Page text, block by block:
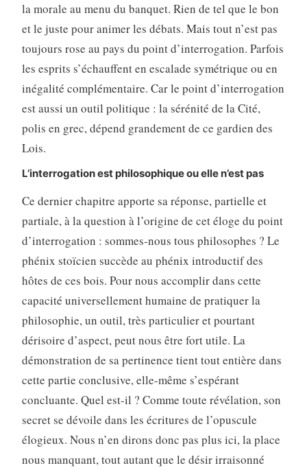
la morale au menu du banquet. Rien de tel que le bon
et le juste pour animer les débats. Mais tout n’est pas
toujours rose au pays du point d’interrogation. Parfois
les esprits s’échauffent en escalade symétrique ou en
inégalité complémentaire. Car le point d’interrogation
est aussi un outil politique : la sérénité de la Cité,
polis en grec, dépend grandement de ce gardien des
Lois.
L’interrogation est philosophique ou elle n’est pas
Ce dernier chapitre apporte sa réponse, partielle et
partiale, à la question à l’origine de cet éloge du point
d’interrogation : sommes-nous tous philosophes ? Le
phénix stoïcien succède au phénix introductif des
hôtes de ces bois. Pour nous accomplir dans cette
capacité universellement humaine de pratiquer la
philosophie, un outil, très particulier et pourtant
dérisoire d’aspect, peut nous être fort utile. La
démonstration de sa pertinence tient tout entière dans
cette partie conclusive, elle-même s’espérant
concluante. Quel est-il ? Comme toute révélation, son
secret se dévoile dans les écritures de l’opuscule
élogieux. Nous n’en dirons donc pas plus ici, la place
nous manquant, tout autant que le désir irraisonné